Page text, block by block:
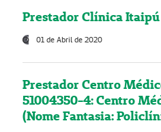
Prestador Clínica
01 de Abril de 2020
Prestador Centro
51004350-4: Centro
(Nome Fantasia: